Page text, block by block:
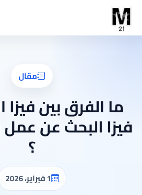
مقال
ما الفرق بين فيزا
فيزا البحث عن عمل
؟
1 فبراير، 2026